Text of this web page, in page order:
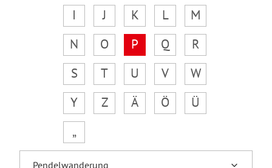
I
J K L
M
N
O P Q
R
S
T U V
W
Y
Z Ä Ö
Ü
„